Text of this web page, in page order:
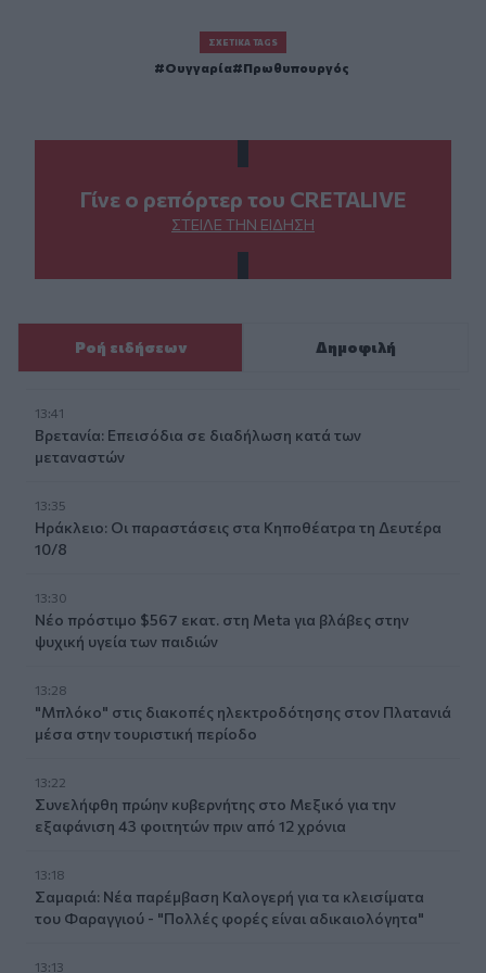
ΣΧΕΤΙΚΆ TAGS
Ουγγαρία Πρωθυπουργός
Γίνε ο ρεπόρτερ του CRETALIVE
ΣΤΕΊΛΕ ΤΗΝ ΕΊΔΗΣΗ
Ροή ειδήσεων Δημοφιλή
13:41
Βρετανία: Επεισόδια σε διαδήλωση κατά των
μεταναστών
13:35
Ηράκλειο: Οι παραστάσεις στα Κηποθέατρα τη Δευτέρα
10/8
13:30
Νέο πρόστιμο $567 εκατ. στη Meta για βλάβες στην
ψυχική υγεία των παιδιών
13:28
"Μπλόκο" στις διακοπές ηλεκτροδότησης στον Πλατανιά
μέσα στην τουριστική περίοδο
13:22
Συνελήφθη πρώην κυβερνήτης στο Μεξικό για την
εξαφάνιση 43 φοιτητών πριν από 12 χρόνια
13:18
Σαμαριά: Νέα παρέμβαση Καλογερή για τα κλεισίματα
του Φαραγγιού - "Πολλές φορές είναι αδικαιολόγητα"
13:13